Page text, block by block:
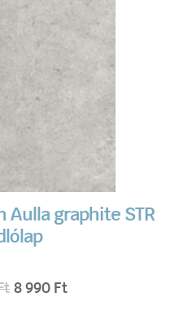
Aulla graphite STR
8 990 Ft